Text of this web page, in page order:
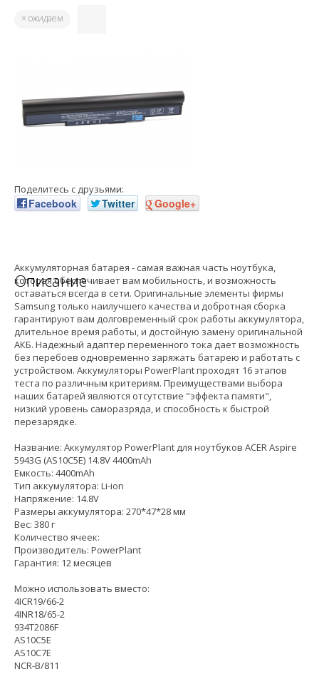
× ожидаем
Поделитесь с друзьями:
Facebook Twitter Google+
Описание
Аккумуляторная батарея - самая важная часть ноутбука,
которая обеспечивает вам мобильность, и возможность
оставаться всегда в сети. Оригинальные элементы фирмы
Samsung только наилучшего качества и добротная сборка
гарантируют вам долговременный срок работы аккумулятора,
длительное время работы, и достойную замену оригинальной
АКБ. Надежный адаптер переменного тока дает возможность
без перебоев одновременно заряжать батарею и работать с
устройством. Аккумуляторы PowerPlant проходят 16 этапов
теста по различным критериям. Преимуществами выбора
наших батарей являются отсутствие "эффекта памяти",
низкий уровень саморазряда, и способность к быстрой
перезарядке.
Название: Аккумулятор PowerPlant для ноутбуков ACER Aspire
5943G (AS10C5E) 14.8V 4400mAh
Емкость: 4400mAh
Тип аккумулятора: Li-ion
Напряжение: 14.8V
Размеры аккумулятора: 270*47*28 мм
Вес: 380 г
Количество ячеек:
Производитель: PowerPlant
Гарантия: 12 месяцев
Можно использовать вместо:
4ICR19/66-2
4INR18/65-2
934T2086F
AS10C5E
AS10C7E
NCR-B/811